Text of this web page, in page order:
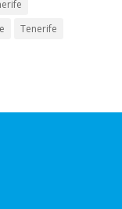
Tenerife